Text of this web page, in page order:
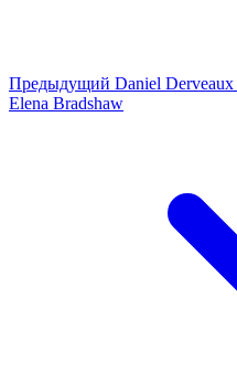
Предыдущий Daniel Derveaux
Elena Bradshaw